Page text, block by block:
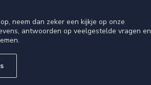
neem dan zeker een kijkje op onze
antwoorden op veelgestelde vragen en